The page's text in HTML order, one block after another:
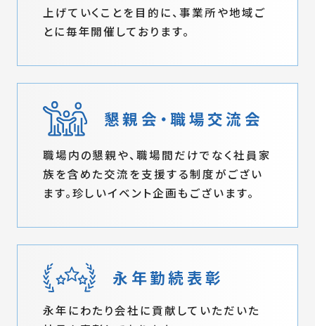
上げていくことを目的に、事業所や地域ご
とに毎年開催しております。
懇親会・職場交流会
職場内の懇親や、職場間だけでなく社員家
族を含めた交流を支援する制度がござい
ます。珍しいイベント企画もございます。
永年勤続表彰
永年にわたり会社に貢献していただいた